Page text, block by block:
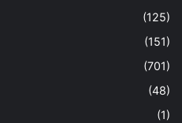
(125)
(151)
(701)
(48)
(1)